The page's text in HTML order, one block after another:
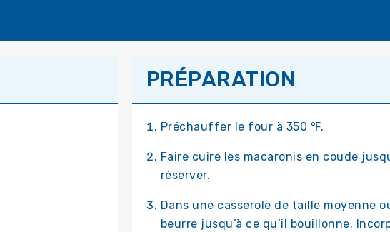
PRÉPARATION
Préchauffer le four à 350 ℉.
Faire cuire les macaronis en coude
réserver.
Dans une casserole de taille moyenne
beurre jusqu’à ce qu’il bouillonne.